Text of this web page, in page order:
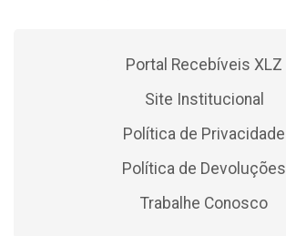
Portal Recebíveis XLZ
Site Institucional
Política de Privacidade
Política de Devoluções
Trabalhe Conosco